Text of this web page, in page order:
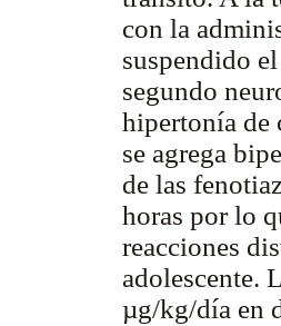
con la
suspendido
segundo
hipertonía de
se agrega
de las
horas por lo
reacciones
adolescente.
µg/kg/día en